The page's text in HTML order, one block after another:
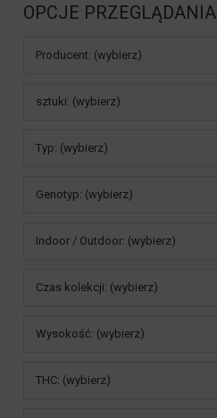
OPCJE PRZEGLĄDANIA
Producent: (wybierz)
sztuki: (wybierz)
Typ: (wybierz)
Genotyp: (wybierz)
Indoor / Outdoor: (wybierz)
Czas kolekcji: (wybierz)
Wysokość: (wybierz)
THC: (wybierz)